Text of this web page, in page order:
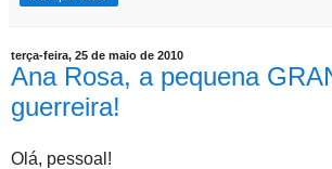
terça-feira, 25 de maio de 2010
Ana Rosa, a pequena
guerreira!
Olá, pessoal!